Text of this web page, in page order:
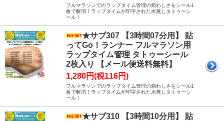
フルマラソンでのラップタイム管理の煩わしさをシール1
枚で解消！ラップタイムが印字された水無しタトゥーシ
ール！
★サブ307 【3時間07分用】 貼
ってGo！ランナー フルマラソン用
ラップタイム管理 タトゥーシール
2枚入り 【メール便送料無料】
1,280円(税116円)
フルマラソンでのラップタイム管理の煩わしさをシール1
枚で解消！ラップタイムが印字された水無しタトゥーシ
ール！
★サブ310 【3時間10分用】 貼